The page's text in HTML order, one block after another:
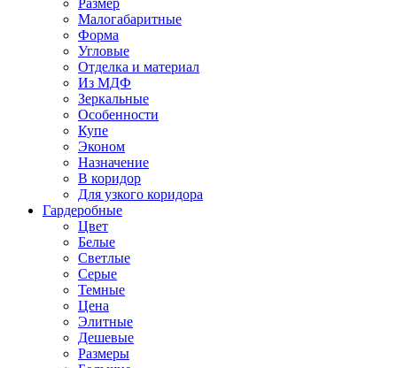
Размер
Малогабаритные
Форма
Угловые
Отделка и материал
Из МДФ
Зеркальные
Особенности
Купе
Эконом
Назначение
В коридор
Для узкого коридора
Гардеробные
Цвет
Белые
Светлые
Серые
Темные
Цена
Элитные
Дешевые
Размеры